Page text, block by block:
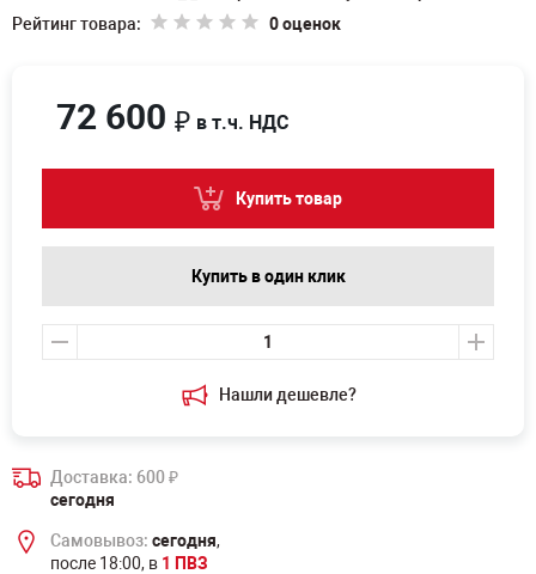
Рейтинг товара:
0 оценок
Нашли дешевле?
72 600 ₽ в т.ч. НДС
Купить товар
Купить в один клик
Доставка: 600₽
сегодня
Самовывоз: сегодня,
после 18:00, в 1 ПВЗ